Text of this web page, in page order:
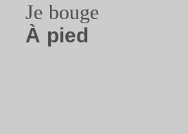
Je bouge
À pied